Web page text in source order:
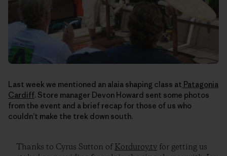
Last week we mentioned an alaia shaping class at Patagonia
Cardiff. Store manager Devon Howard sent some photos
from the event and a brief recap for those of us who
couldn’t make the trek down south.
Thanks to Cyrus Sutton ofKorduroy.tv for getting us